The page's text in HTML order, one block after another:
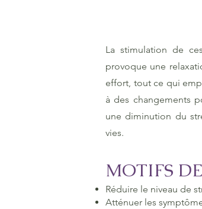
La stimulation de
provoque une
effort, tout ce qui
à des changements
une diminution du
vies.
MOTIFS
Réduire le niveau de
Atténuer les